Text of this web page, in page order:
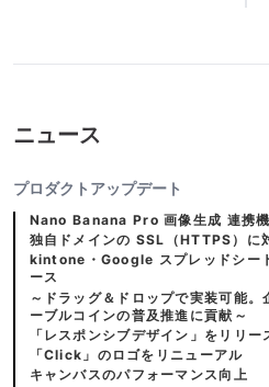
ニュース
プロダクトアップデート
Nano Banana Pro 画像生成 連携
独自ドメインの SSL（HTTPS）に
kintone・Google スプレッドシー
ース
～ドラッグ＆ドロップで実装可能
ーブルコインの普及推進に貢献～
「レスポンシブデザイン」をリリー
「Click」のロゴをリニューアル
キャンバスのパフォーマンス向上